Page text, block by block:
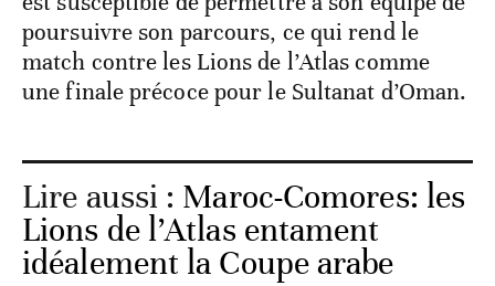
poursuivre son parcours, ce qui rend le
match contre les Lions de l’Atlas comme
une finale précoce pour le Sultanat d’Oman.
Lire aussi : Maroc-Comores: les
Lions de l’Atlas entament
idéalement la Coupe arabe